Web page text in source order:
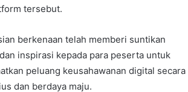
tersebut.
berkenaan telah memberi suntikan
inspirasi kepada para peserta untuk
peluang keusahawanan digital secara
dan berdaya maju.